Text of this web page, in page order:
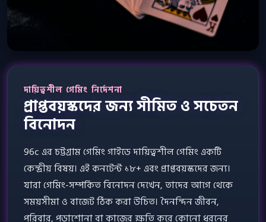
দায়িত্বশীল গেমিং নির্দেশনা
প্রাপ্তবয়স্কদের জন্য সীমিত ও সচেতন
বিনোদন
96c এর চট্টগ্রাম গেমিং গাইডে দায়িত্বশীল গেমিং একটি
কেন্দ্রীয় বিষয়। এই কনটেন্ট ১৮+ এবং প্রাপ্তবয়স্কদের জন্য।
যারা গেমিং-সম্পর্কিত বিনোদন দেখেন, তাদের আগে থেকে
সময়সীমা ও বাজেট ঠিক করা উচিত। দৈনন্দিন জীবন,
পরিবার, পড়াশোনা বা কাজের ক্ষতি করে কোনো ধরনের